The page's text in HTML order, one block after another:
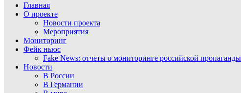
Главная
О проекте
Новости проекта
Мероприятия
Мониторинг
Фейк ньюс
Fake News: отчеты о мониторинге российской
Новости
В России
В Германии